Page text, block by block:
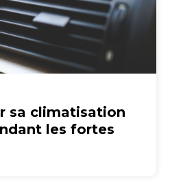
sa climatisation
les fortes